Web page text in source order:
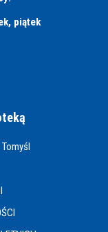
piątek